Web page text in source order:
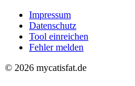
Impressum
Datenschutz
Tool einreichen
Fehler melden
© 2026 mycatisfat.de